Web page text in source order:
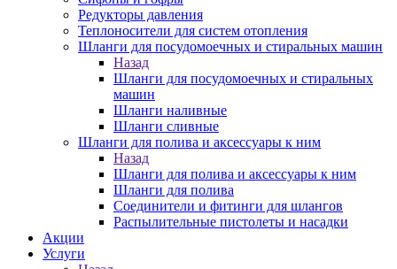
Редукторы давления
Теплоносители для систем отопления
Шланги для посудомоечных и стиральных машин
Назад
Шланги для посудомоечных и стиральных
машин
Шланги наливные
Шланги сливные
Шланги для полива и аксессуары к ним
Назад
Шланги для полива и аксессуары к ним
Шланги для полива
Соединители и фитинги для шлангов
Распылительные пистолеты и насадки
Акции
Услуги